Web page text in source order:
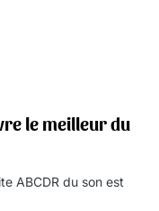
le meilleur du
ABCDR du son est